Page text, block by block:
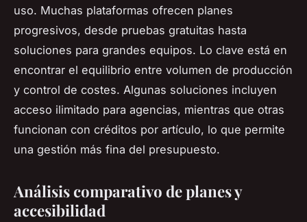
uso. Muchas plataformas ofrecen planes
progresivos, desde pruebas gratuitas hasta
soluciones para grandes equipos. Lo clave está en
encontrar el equilibrio entre volumen de producción
y control de costes. Algunas soluciones incluyen
acceso ilimitado para agencias, mientras que otras
funcionan con créditos por artículo, lo que permite
una gestión más fina del presupuesto.
Análisis comparativo de planes y
accesibilidad